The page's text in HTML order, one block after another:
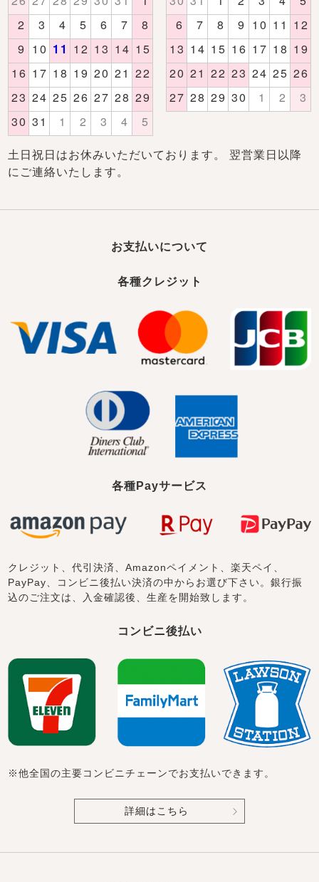
土日祝日はお休みいただいております。 翌営業日以降
にご連絡いたします。
お支払いについて
各種クレジット
各種Payサービス
クレジット、代引決済、Amazonペイメント、楽天ペイ、
PayPay、コンビニ後払い決済の中からお選び下さい。銀行振
込のご注文は、入金確認後、生産を開始致します。
コンビニ後払い
※他全国の主要コンビニチェーンでお支払いできます。
詳細はこちら